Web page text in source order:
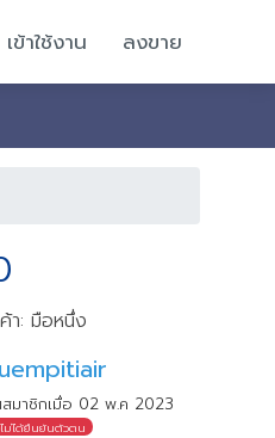
เข้าใช้งาน ลงขาย
า: มือหนึ่ง
สมาชิกเมื่อ 02 พ.ค 2023
ม่ได้ยืนยันตัวตน